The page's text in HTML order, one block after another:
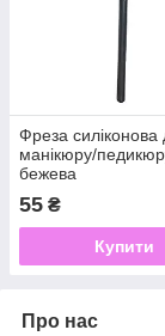
Фреза силіконова
манікюру/
бежева
55 ₴
Купити
Про нас